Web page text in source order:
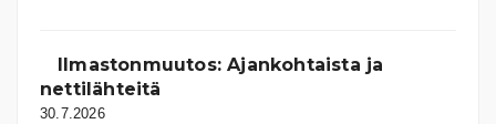
ja
Ilmastonmuutos: Ajankohtaista ja
nettilähteitä
30.7.2026